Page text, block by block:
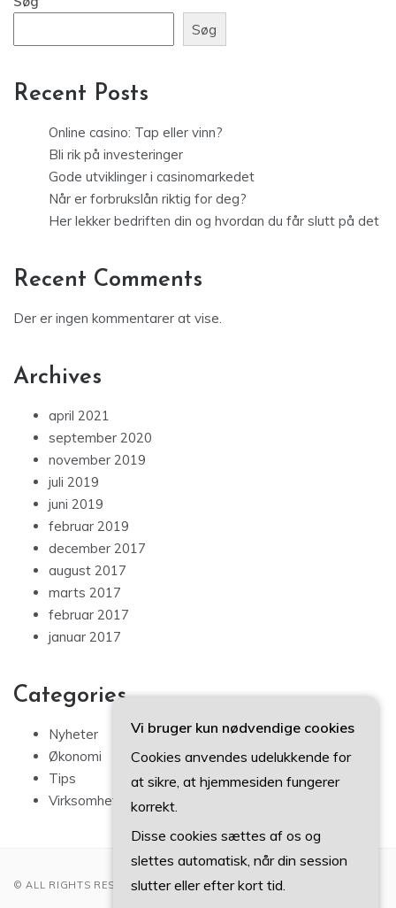
Søg
Recent Posts
Online casino: Tap eller vinn?
Bli rik på investeringer
Gode utviklinger i casinomarkedet
Når er forbrukslån riktig for deg?
Her lekker bedriften din og hvordan du får slutt på det
Recent Comments
Der er ingen kommentarer at vise.
Archives
april 2021
september 2020
november 2019
juli 2019
juni 2019
februar 2019
december 2017
august 2017
marts 2017
februar 2017
januar 2017
Categories
Nyheter
Økonomi
Tips
Virksomhet
© ALL RIGHTS RESERVED 2022
Vi bruger kun nødvendige cookies
Cookies anvendes udelukkende for
at sikre, at hjemmesiden fungerer
korrekt.
Disse cookies sættes af os og
slettes automatisk, når din session
slutter eller efter kort tid.